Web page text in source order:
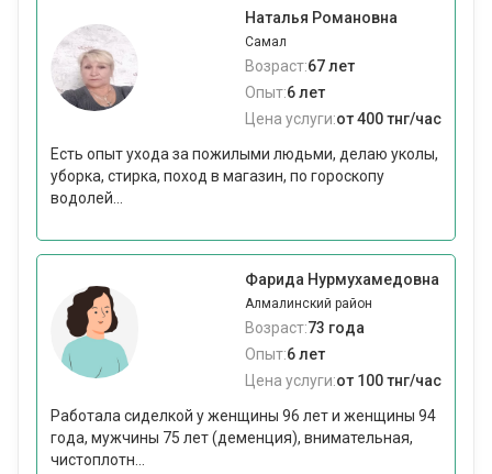
Наталья Романовна
Самал
Возраст:67 лет
Опыт:6 лет
Цена услуги:от 400 тнг/час
Есть опыт ухода за пожилыми людьми, делаю уколы,
уборка, стирка, поход в магазин, по гороскопу
водолей...
Фарида Нурмухамедовна
Алмалинский район
Возраст:73 года
Опыт:6 лет
Цена услуги:от 100 тнг/час
Работала сиделкой у женщины 96 лет и женщины 94
года, мужчины 75 лет (деменция), внимательная,
чистоплотн...